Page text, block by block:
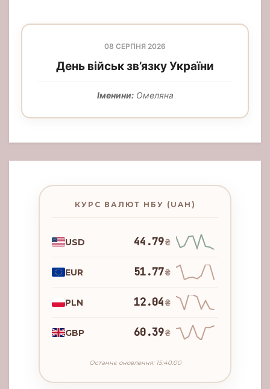
08 СЕРПНЯ 2026
День військ зв’язку України
Іменини:Омеляна
КУРС ВАЛЮТ НБУ (UAH)
USD 44.79₴
EUR 51.77₴
PLN 12.04₴
GBP 60.39₴
Останнє оновлення: 15:40:00